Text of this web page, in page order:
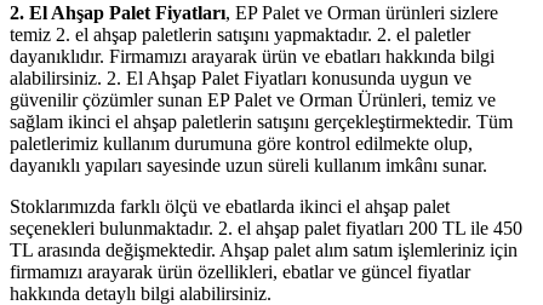
2. El Ahşap Palet Fiyatları, EP Palet ve Orman ürünleri sizlere
temiz 2. el ahşap paletlerin satışını yapmaktadır. 2. el paletler
dayanıklıdır. Firmamızı arayarak ürün ve ebatları hakkında bilgi
alabilirsiniz. 2. El Ahşap Palet Fiyatları konusunda uygun ve
güvenilir çözümler sunan EP Palet ve Orman Ürünleri, temiz ve
sağlam ikinci el ahşap paletlerin satışını gerçekleştirmektedir. Tüm
paletlerimiz kullanım durumuna göre kontrol edilmekte olup,
dayanıklı yapıları sayesinde uzun süreli kullanım imkânı sunar.
Stoklarımızda farklı ölçü ve ebatlarda ikinci el ahşap palet
seçenekleri bulunmaktadır. 2. el ahşap palet fiyatları 200 TL ile 450
TL arasında değişmektedir. Ahşap palet alım satım işlemleriniz için
firmamızı arayarak ürün özellikleri, ebatlar ve güncel fiyatlar
hakkında detaylı bilgi alabilirsiniz.